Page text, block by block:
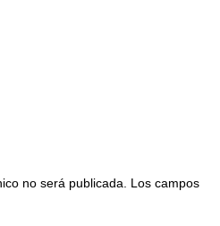
no será publicada. Los campos